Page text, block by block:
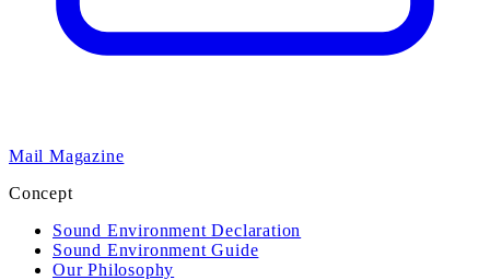
Mail Magazine
Concept
Sound Environment Declaration
Sound Environment Guide
Our Philosophy